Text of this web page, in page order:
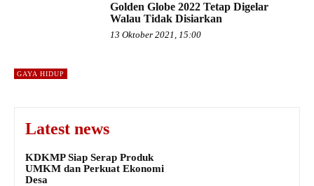
GAYA HIDUP
Golden Globe 2022 Tetap Digelar
Walau Tidak Disiarkan
13 Oktober 2021, 15:00
Latest news
KDKMP Siap Serap Produk
UMKM dan Perkuat Ekonomi
Desa